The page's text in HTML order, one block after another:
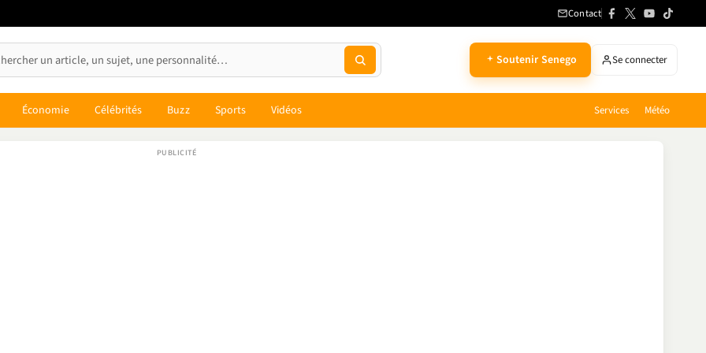
Contact
Soutenir Senego Se connecter
Économie Célébrités Buzz Sports Vidéos Services Météo